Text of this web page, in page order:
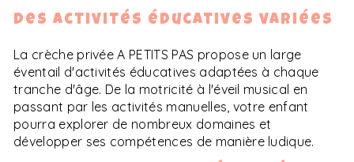
Des activités éducatives variées
La crèche privée A PETITS PAS propose un large
éventail d'activités éducatives adaptées à chaque
tranche d'âge. De la motricité à l'éveil musical en
passant par les activités manuelles, votre enfant
pourra explorer de nombreux domaines et
développer ses compétences de manière ludique.